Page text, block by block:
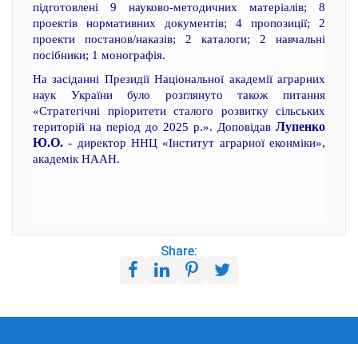
підготовлені 9 науково-методичних матеріалів; 8
проектів нормативних документів; 4 пропозиції; 2
проекти постанов/наказів; 2 каталоги; 2 навчальні
посібники; 1 монографія.
На засіданні Президії Національної академії аграрних
наук України було розглянуто також питання
«Стратегічні пріоритети сталого розвитку сільських
територій на період до 2025 р.». Доповідав Лупенко
Ю.О.- директор ННЦ «Інститут аграрної еконміки»,
академік НААН.
Share: